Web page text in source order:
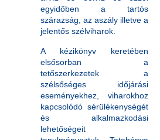
egyidőben a tartós
szárazság, az aszály illetve a
jelentős szélviharok.
A kézikönyv keretében
elsősorban a
tetőszerkezetek a
szélsőséges időjárási
eseményekhez, viharokhoz
kapcsolódó sérülékenységét
és alkalmazkodási
lehetőségeit